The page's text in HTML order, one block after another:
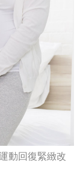
動回復緊緻改